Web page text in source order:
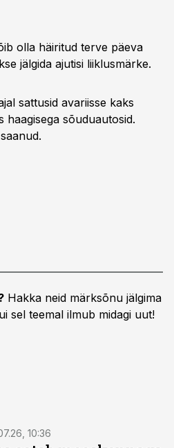
olla häiritud terve päeva
jälgida ajutisi liiklusmärke.
sattusid avariisse kaks
haagisega sõuduautosid.
Hakka neid märksõnu jälgima
sel teemal ilmub midagi uut!
10:36